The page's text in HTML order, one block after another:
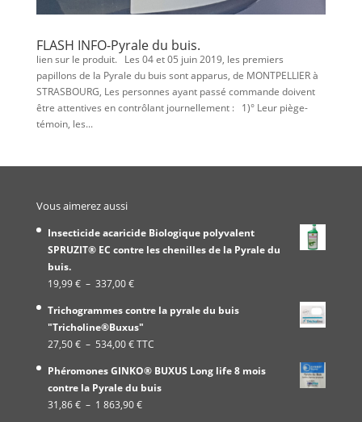
FLASH INFO-Pyrale du buis.
lien sur le produit. Les 04 et 05 juin 2019, les premiers
papillons de la Pyrale du buis sont apparus, de MONTPELLIER à
STRASBOURG, Les personnes ayant passé commande doivent
être attentives en contrôlant journellement : 1)° Leur piège-
témoin, les...
Vous aimerez aussi
Insecticide acaricide Biologique polyvalent
SPRUZIT® EC contre les chenilles de la Pyrale du
buis.
19,99€ – 337,00€Plage
prix :
19,99 €
à
337,00 €
Trichogrammes contre la pyrale du buis
"Tricholine®Buxus"
27,50€ – 534,00€Plage
prix :
27,50 €
à
TTC
Phéromones GINKO® BUXUS Long life 8 mois
contre la Pyrale du buis
31,86€ – 1 863,90€Plage